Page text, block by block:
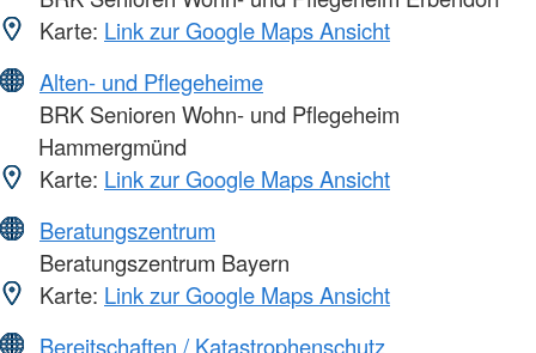
Karte: Link zur Google Maps Ansicht
Alten- und Pflegeheime
BRK Senioren Wohn- und Pflegeheim
Hammergmünd
Karte: Link zur Google Maps Ansicht
Beratungszentrum
Beratungszentrum Bayern
Karte: Link zur Google Maps Ansicht
Bereitschaften / Katastrophenschutz